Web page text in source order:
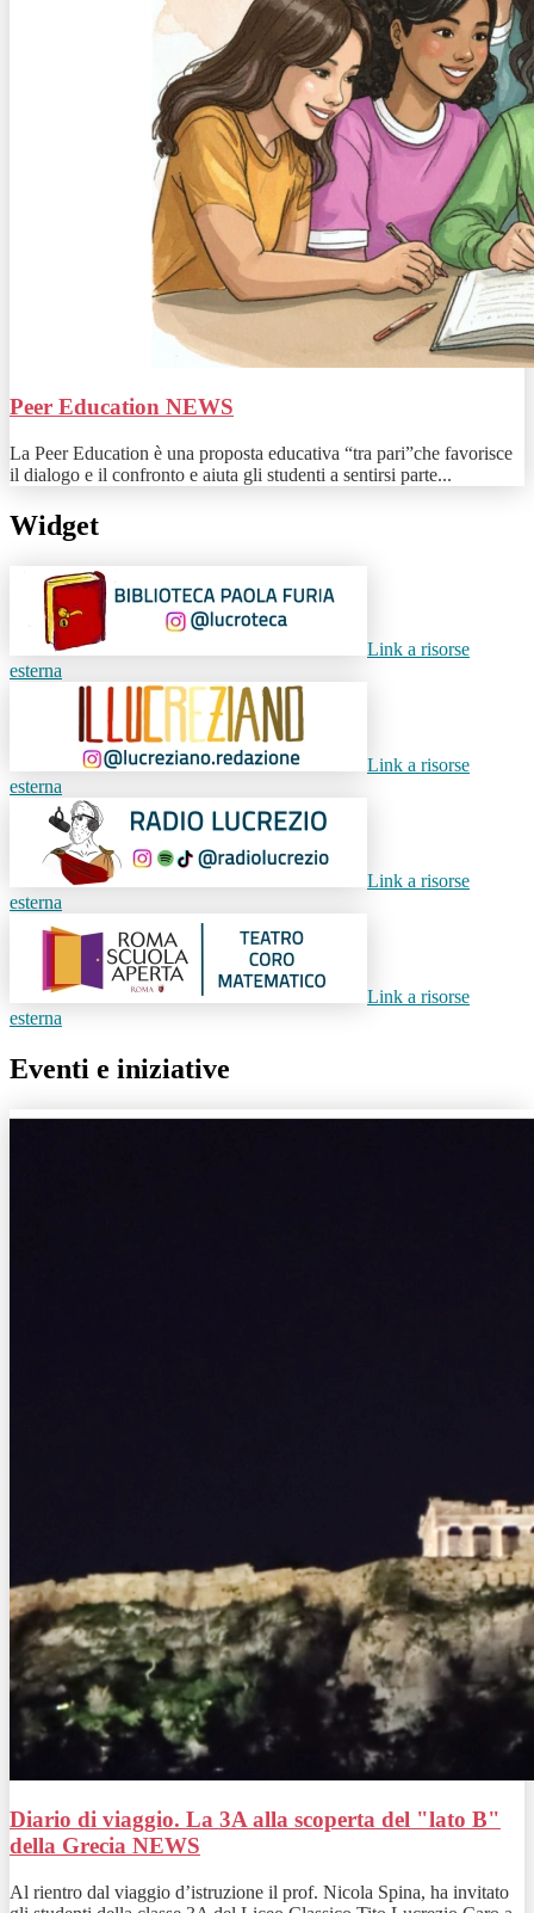
Peer Education NEWS
La Peer Education è una proposta educativa “tra pari”che favorisce
il dialogo e il confronto e aiuta gli studenti a sentirsi parte...
Widget
Link a risorse
esterna
Link a risorse
esterna
Link a risorse
esterna
Link a risorse
esterna
Eventi e iniziative
Diario di viaggio. La 3A alla scoperta del "lato B"
della Grecia NEWS
Al rientro dal viaggio d’istruzione il prof. Nicola Spina, ha invitato